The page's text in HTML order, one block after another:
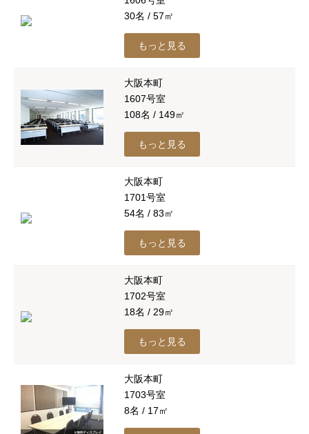
30名 / 57㎡
もっと見る
大阪本町
1607号室
108名 / 149㎡
もっと見る
大阪本町
1701号室
54名 / 83㎡
もっと見る
大阪本町
1702号室
18名 / 29㎡
もっと見る
大阪本町
1703号室
8名 / 17㎡